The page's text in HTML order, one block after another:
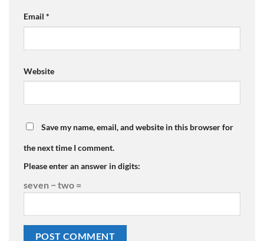
Email *
Website
Save my name, email, and website in this browser for
the next time I comment.
Please enter an answer in digits:
seven − two =